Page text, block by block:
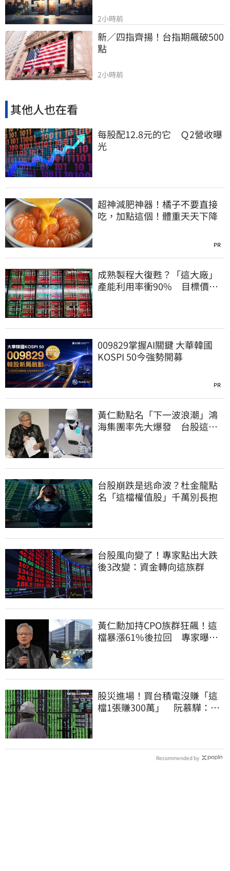
2小時前
新／四指齊揚！台指期飆破500
點
2小時前
其他人也在看
每股配12.8元的它 Ｑ2營收曝
光
超神減肥神器！橘子不要直接
吃，加點這個！體重天天下降
PR
成熟製程大復甦？「這大廠」
產能利用率衝90% 目標價上
009829掌握AI關鍵 大華韓國
KOSPI 50今強勢開募
PR
黃仁勳點名「下一波浪潮」鴻
海集團率先大爆發 台股這族
台股崩跌是逃命波？杜金龍點
名「這檔權值股」千萬別長抱
台股風向變了！專家點出大跌
後3改變：資金轉向這族群
黃仁勳加持CPO族群狂飆！這
檔暴漲61%後拉回 專家曝
股災進場！買台積電沒賺「這
檔1張賺300萬」 阮慕驊：別
Recommended by